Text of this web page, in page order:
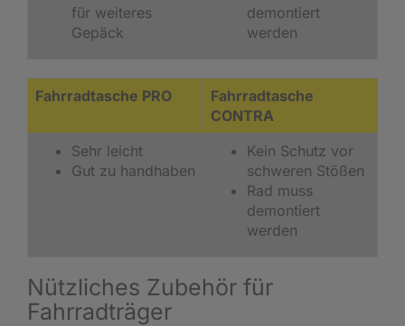
für weiteres
Gepäck
demontiert
werden
Fahrradtasche PRO
Fahrradtasche
CONTRA
Sehr leicht
Gut zu handhaben
Kein Schutz vor
schweren Stößen
Rad muss
demontiert
werden
Nützliches Zubehör für
Fahrradträger